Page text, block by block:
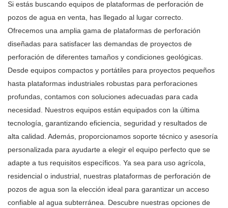
Si estás buscando equipos de plataformas de perforación de
pozos de agua en venta, has llegado al lugar correcto.
Ofrecemos una amplia gama de plataformas de perforación
diseñadas para satisfacer las demandas de proyectos de
perforación de diferentes tamaños y condiciones geológicas.
Desde equipos compactos y portátiles para proyectos pequeños
hasta plataformas industriales robustas para perforaciones
profundas, contamos con soluciones adecuadas para cada
necesidad. Nuestros equipos están equipados con la última
tecnología, garantizando eficiencia, seguridad y resultados de
alta calidad. Además, proporcionamos soporte técnico y asesoría
personalizada para ayudarte a elegir el equipo perfecto que se
adapte a tus requisitos específicos. Ya sea para uso agrícola,
residencial o industrial, nuestras plataformas de perforación de
pozos de agua son la elección ideal para garantizar un acceso
confiable al agua subterránea. Descubre nuestras opciones de